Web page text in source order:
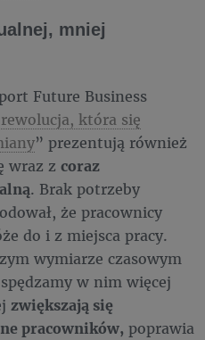
mniej
Future Business
która się
” prezentują również
wraz z coraz
. Brak potrzeby
że pracownicy
do i z miejsca pracy.
wymiarze czasowym
w nim więcej
zwiększają się
pracowników, poprawia